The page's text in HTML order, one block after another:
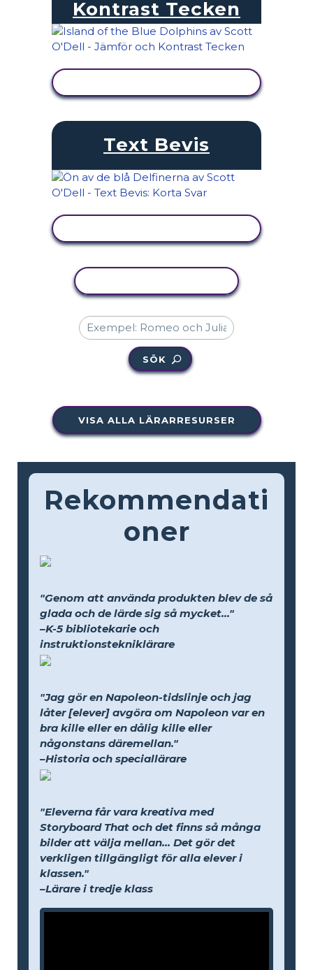
Kontrast Tecken
Text Bevis
SÖK
VISA ALLA LÄRARRESURSER
Rekommendati
oner
"Genom att använda produkten blev de så
glada och de lärde sig så mycket..."
–K-5 bibliotekarie och
instruktionstekniklärare
"Jag gör en Napoleon-tidslinje och jag
låter [elever] avgöra om Napoleon var en
bra kille eller en dålig kille eller
någonstans däremellan."
–Historia och speciallärare
"Eleverna får vara kreativa med
Storyboard That och det finns så många
bilder att välja mellan... Det gör det
verkligen tillgängligt för alla elever i
klassen."
–Lärare i tredje klass